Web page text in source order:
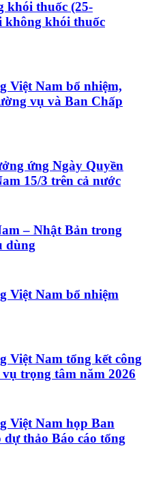
khói thuốc (25-
không khói thuốc
Việt Nam bổ nhiệm,
vụ và Ban Chấp
ứng Ngày Quyền
15/3 trên cả nước
– Nhật Bản trong
dùng
Việt Nam bổ nhiệm
Việt Nam tổng kết công
trọng tâm năm 2026
Việt Nam họp Ban
thảo Báo cáo tổng